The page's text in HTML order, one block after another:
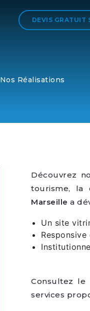
DEVIS GRATUIT
Nos Réalisations
Découvrez
tourisme, la
Marseille a
Un site
Responsive
Consultez le
services